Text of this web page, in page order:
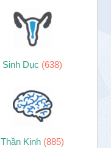
Sinh Dục (638)
Thần Kinh (885)